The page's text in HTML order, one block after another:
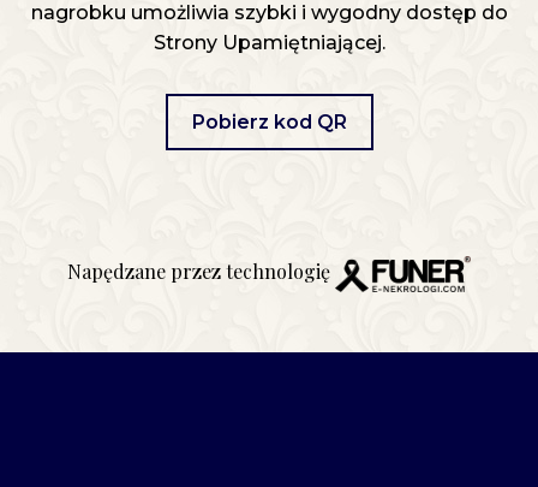
nagrobku umożliwia szybki i wygodny dostęp do
Strony Upamiętniającej.
Pobierz kod QR
Napędzane przez technologię